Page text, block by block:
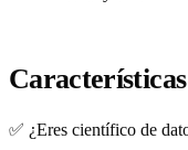
✅ ¿Eres científico de